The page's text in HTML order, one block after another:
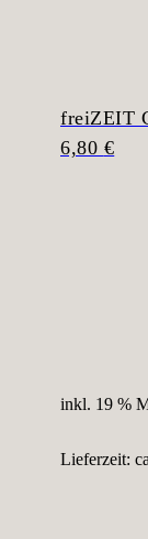
freiZEIT
6,80 €
inkl. 19 %
Lieferzeit: